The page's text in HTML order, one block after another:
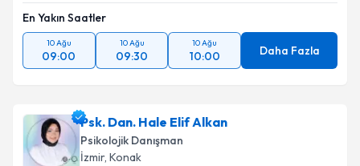
En Yakın Saatler
10 Ağu
09:00
10 Ağu
09:30
10 Ağu
10:00 Daha Fazla
Psk. Dan. Hale Elif Alkan
Psikolojik Danışman
İzmir, Konak